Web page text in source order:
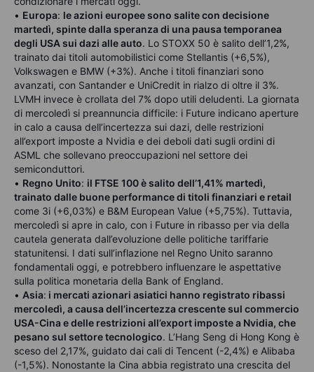
• Europa: le azioni europee sono salite con decisione
martedì, spinte dalla speranza di una pausa temporanea
degli USA sui dazi alle auto. Lo STOXX 50 è salito dell’1,2%,
trainato dai titoli automobilistici come Stellantis (+6,5%),
Volkswagen e BMW (+3%). Anche i titoli finanziari sono
avanzati, con Santander e UniCredit in rialzo di oltre il 3%.
LVMH invece è crollata del 7% dopo utili deludenti. La giornata
di mercoledì si preannuncia difficile: i Future indicano aperture
in calo a causa dell’incertezza sui dazi, delle restrizioni
all’export imposte a Nvidia e dei deboli dati sugli ordini di
ASML che sollevano preoccupazioni nel settore dei
semiconduttori.
• Regno Unito: il FTSE 100 è salito dell’1,41% martedì,
trainato dalle buone performance di titoli finanziari e retail
come 3i (+6,03%) e B&M European Value (+5,75%). Tuttavia,
mercoledì si apre in calo, con i Future in ribasso per via della
cautela generata dall’evoluzione delle politiche tariffarie
statunitensi. I dati sull’inflazione nel Regno Unito saranno
fondamentali oggi, e potrebbero influenzare le aspettative
sulla politica monetaria della Bank of England.
• Asia: i mercati azionari asiatici hanno registrato ribassi
mercoledì, a causa dell’incertezza crescente sul commercio
USA-Cina e delle restrizioni all’export imposte a Nvidia, che
pesano sul settore tecnologico. L’Hang Seng di Hong Kong è
sceso del 2,17%, guidato dai cali di Tencent (-2,4%) e Alibaba
(-1,5%). Nonostante la Cina abbia registrato una crescita del